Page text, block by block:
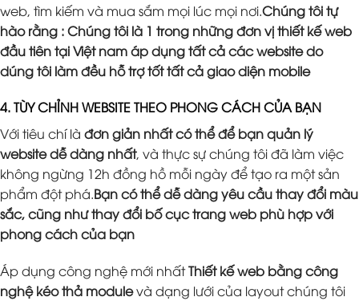
web, tìm kiếm và mua sắm mọi lúc mọi nơi.Chúng tôi tự
hào rằng : Chúng tôi là 1 trong những đơn vị thiết kế web
đầu tiên tại Việt nam áp dụng tất cả các website do
dúng tôi làm đều hỗ trợ tốt tất cả giao diện mobile
4. TÙY CHỈNH WEBSITE THEO PHONG CÁCH CỦA BẠN
Với tiêu chí là đơn giản nhất có thể để bạn quản lý
website dễ dàng nhất, và thực sự chúng tôi đã làm việc
không ngừng 12h đồng hồ mỗi ngày để tạo ra một sản
phẩm đột phá.Bạn có thể dễ dàng yêu cầu thay đổi màu
sắc, cũng như thay đổi bố cục trang web phù hợp với
phong cách của bạn
Áp dụng công nghệ mới nhấtThiết kế web bằng công
nghệ kéo thả modulevà dạng lưới của layout chúng tôi